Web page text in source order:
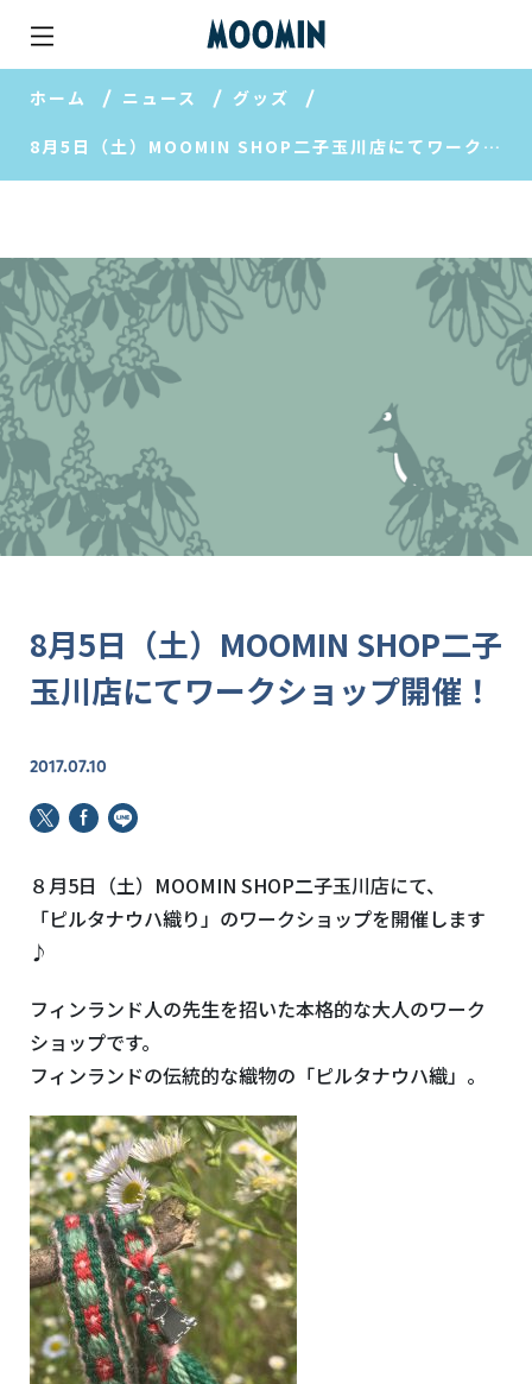
ホーム ニュース グッズ
8月5日（土）MOOMIN SHOP二子玉川店にてワークショップ開催！
8月5日（土）MOOMIN SHOP二子
玉川店にてワークショップ開催！
2017.07.10
８月5日（土）MOOMIN SHOP二子玉川店にて、
「ピルタナウハ織り」のワークショップを開催します
♪
フィンランド人の先生を招いた本格的な大人のワーク
ショップです。
フィンランドの伝統的な織物の「ピルタナウハ織」。